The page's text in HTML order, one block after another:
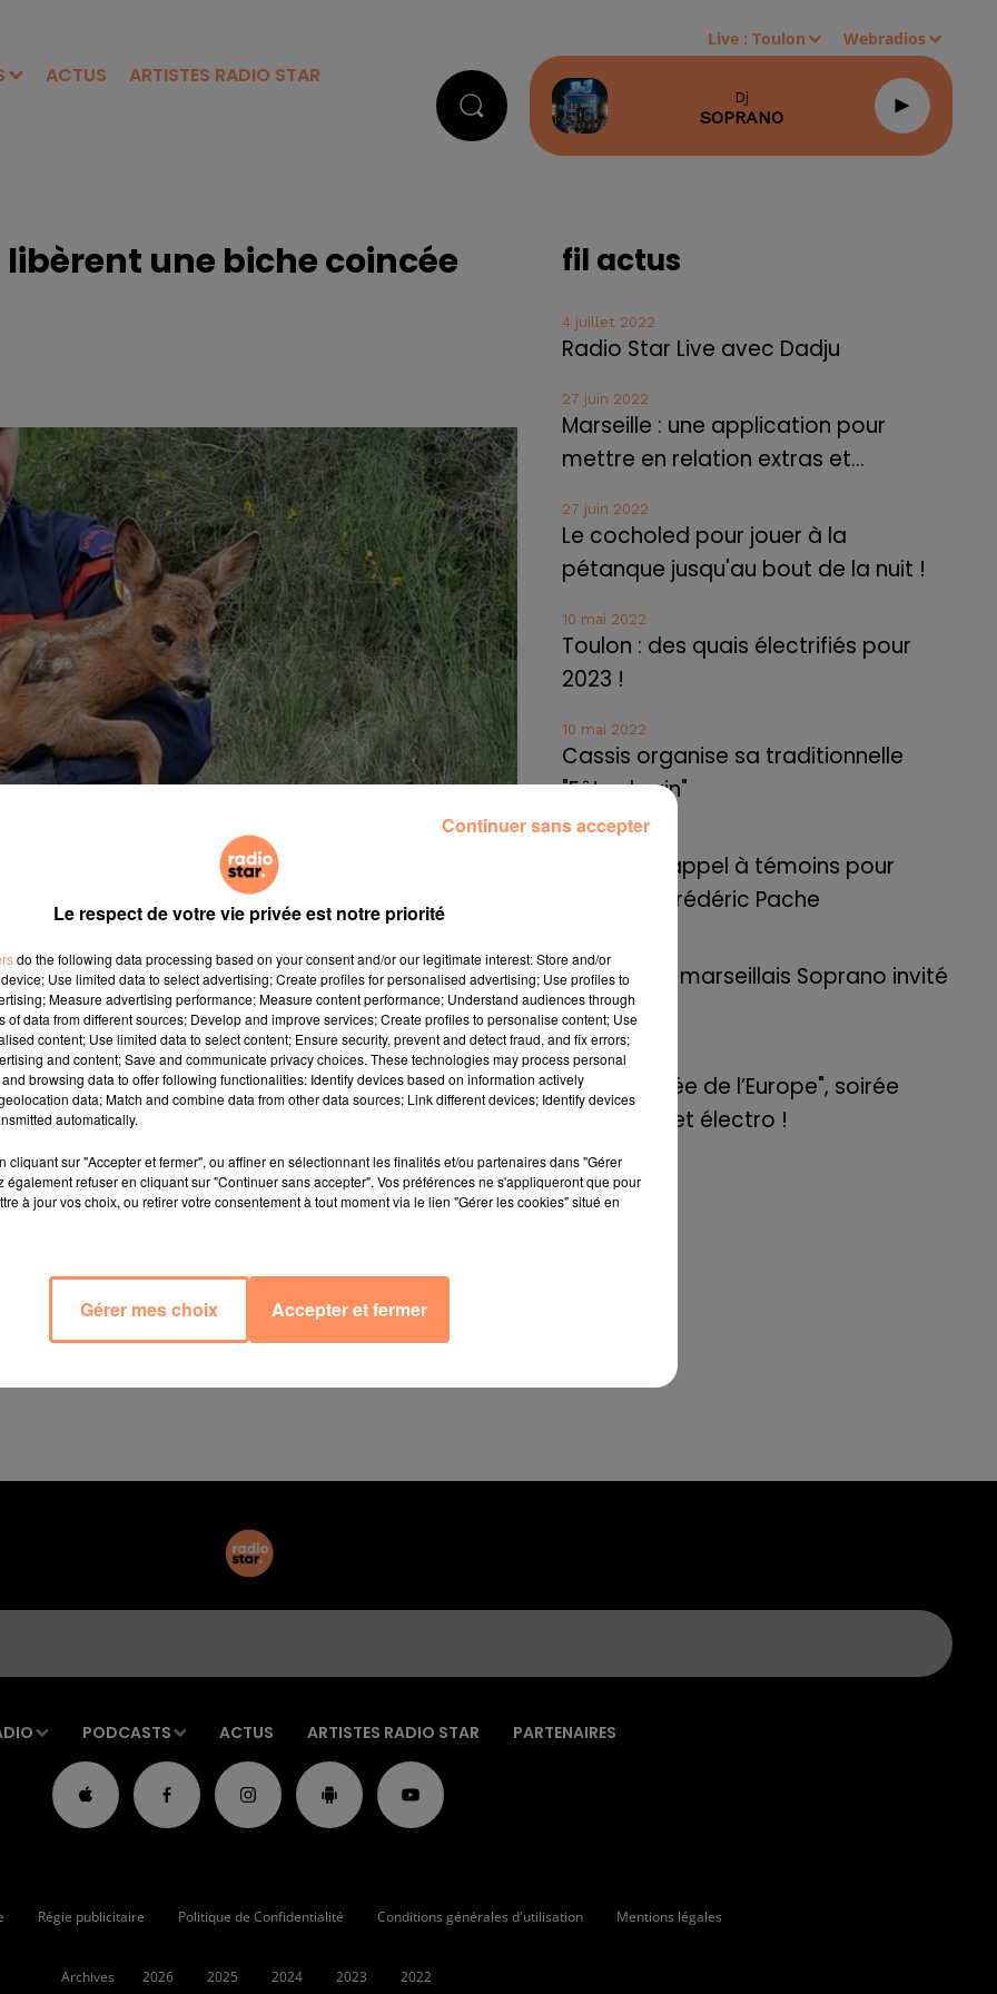
ACTUS ARTISTES RADIO STAR
Live :Toulon Webradios
Dj
SOPRANO
une biche coincée
ont été appelés lundi pour un sauvetage bien particulier.
coincée dans un grillage sur une cloture qui borde la
du-Rhône.
libéré la petite biche apeurée et pris une photo
grillage, biche ô ma biche, les
biche coincée et l’ont laissé vagabonder dans le pré.
fil actus
4 juillet 2022
Radio Star Live avec Dadju
27 juin 2022
Marseille : une application pour
mettre en relation extras et...
27 juin 2022
Le cocholed pour jouer à la
pétanque jusqu'au bout de la nuit !
10 mai 2022
Toulon : des quais électrifiés pour
2023 !
10 mai 2022
Cassis organise sa traditionnelle
"Fête du vin"
10 mai 2022
Marseille : appel à témoins pour
retrouver Frédéric Pache
Le rappeur marseillais Soprano invité
de E=M6
8 mai 2022
Aix : "Journée de l’Europe", soirée
danse et set électro !
PODCASTS ACTUS ARTISTES RADIO STAR PARTENAIRES
Régie publicitaire Politique de Confidentialité Conditions générales d'utilisation Mentions légales
Archives 2026 2025 2024 2023 2022
Le respect de votre vie privée est notre priorité
do the following data processing based on your consent and/or our legitimate interest: Store and/or
Use limited data to select advertising; Create profiles for personalised advertising; Use profiles to
Measure advertising performance; Measure content performance; Understand audiences through
of data from different sources; Develop and improve services; Create profiles to personalise content; Use
content; Use limited data to select content; Ensure security, prevent and detect fraud, and fix errors;
and content; Save and communicate privacy choices. These technologies may process personal
browsing data to offer following functionalities: Identify devices based on information actively
data; Match and combine data from other data sources; Link different devices; Identify devices
automatically.
cliquant sur "Accepter et fermer", ou affiner en sélectionnant les finalités et/ou partenaires dans "Gérer
également refuser en cliquant sur "Continuer sans accepter". Vos préférences ne s'appliqueront que pour
à jour vos choix, ou retirer votre consentement à tout moment via le lien "Gérer les cookies" situé en
Gérer mes choix Accepter et fermer
Continuer sans accepter